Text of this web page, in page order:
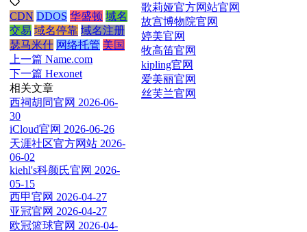
CDN DDOS 华盛顿 域名
交易 域名停靠 域名注册
瑟马米什 网络托管 美国
上一篇 Name.com
下一篇 Hexonet
相关文章
西祠胡同官网 2026-06-
30
iCloud官网 2026-06-26
天涯社区官方网站 2026-
06-02
kiehl's科颜氏官网 2026-
05-15
西甲官网 2026-04-27
亚冠官网 2026-04-27
欧冠篮球官网 2026-04-
歌莉娅官方网站官网
故宫博物院官网
婷美官网
牧高笛官网
kipling官网
爱美丽官网
丝芙兰官网